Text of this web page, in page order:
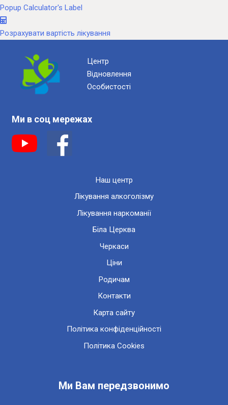
Popup Calculator's Label
Розрахувати вартість лікування
Центр
Відновлення
Особистості
Ми в соц мережах
Наш центр
Лікування алкоголізму
Лікування наркоманії
Біла Церква
Черкаси
Ціни
Родичам
Контакти
Карта сайту
Політика конфіденційності
Політика Cookies
Ми Вам передзвонимо